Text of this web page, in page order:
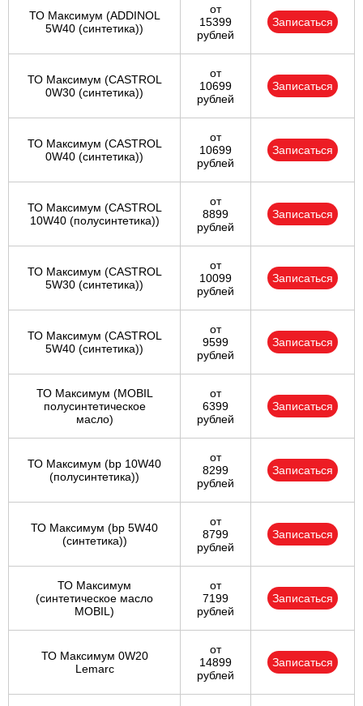
ТО Максимум (ADDINOL
5W40 (синтетика))
от
15399
рублей
Записаться
ТО Максимум (CASTROL
0W30 (синтетика))
от
10699
рублей
Записаться
ТО Максимум (CASTROL
0W40 (синтетика))
от
10699
рублей
Записаться
ТО Максимум (CASTROL
10W40 (полусинтетика))
от
8899
рублей
Записаться
ТО Максимум (CASTROL
5W30 (синтетика))
от
10099
рублей
Записаться
ТО Максимум (CASTROL
5W40 (синтетика))
от
9599
рублей
Записаться
ТО Максимум (MOBIL
полуcинтетическое
масло)
от
6399
рублей
Записаться
ТО Максимум (bp 10W40
(полусинтетика))
от
8299
рублей
Записаться
ТО Максимум (bp 5W40
(синтетика))
от
8799
рублей
Записаться
ТО Максимум
(cинтетическое масло
MOBIL)
от
7199
рублей
Записаться
ТО Максимум 0W20
Lemarc
от
14899
рублей
Записаться